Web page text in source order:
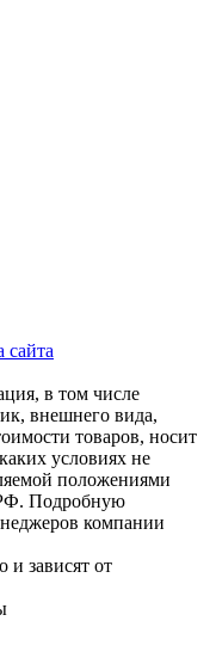
сайта
в том числе
внешнего вида,
товаров, носит
условиях не
положениями
РФ. Подробную
компании
и зависят от